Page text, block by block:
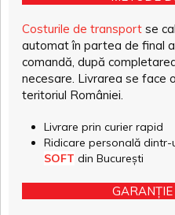
Costurile de transport se
automat în partea de final
comandă, după
necesare. Livrarea se face
teritoriul României.
Livrare prin curier rapid
Ridicare personală dintr-
SOFT din București